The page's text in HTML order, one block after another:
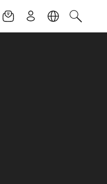
NEWSLETTER
ISCRIVITILINGUACERCA